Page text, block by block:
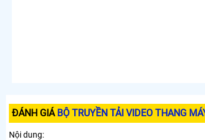
ĐÁNH GIÁ BỘ TRUYỀN TẢI VIDEO THANG
Nội dung: